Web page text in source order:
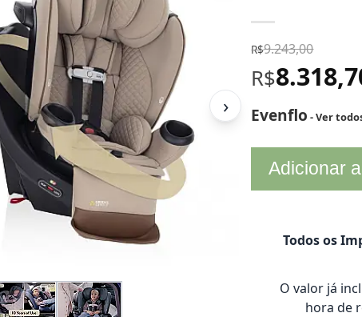
›
R$9.243,00
R$
Evenflo - Ver
Adicionar
Todos os
O valor já
hora de